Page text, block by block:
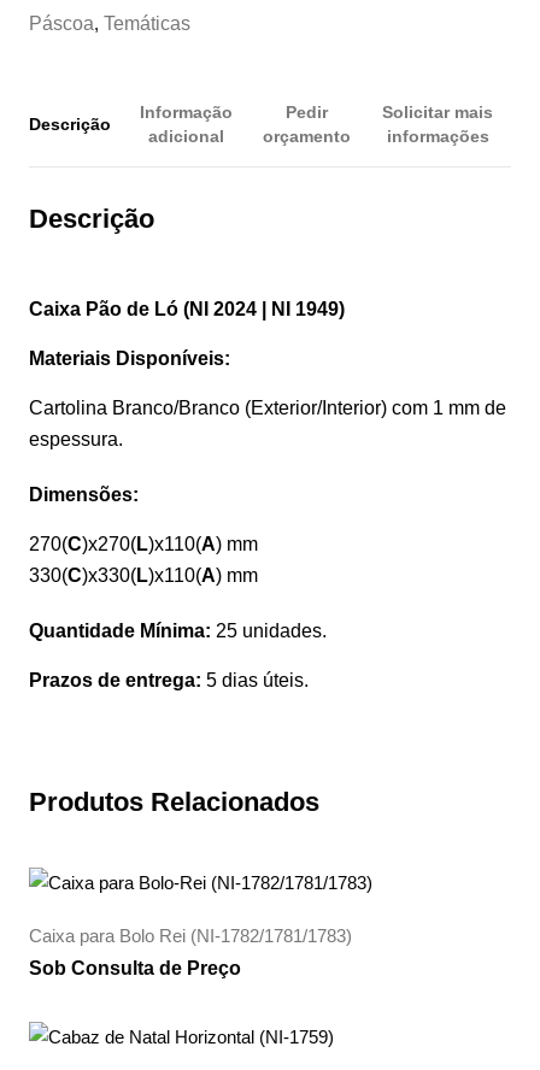
2024
1949)
Páscoa, Temáticas
Descrição
Informação
adicional
Pedir
orçamento
Solicitar mais
informações
Descrição
Caixa Pão de Ló (NI 2024 | NI 1949)
Materiais Disponíveis:
Cartolina Branco/Branco (Exterior/Interior) com 1 mm de
espessura.
Dimensões:
270(C)x270(L)x110(A) mm
330(C)x330(L)x110(A) mm
Quantidade Mínima: 25 unidades.
Prazos de entrega: 5 dias úteis.
Produtos Relacionados
Caixa para Bolo Rei (NI-1782/1781/1783)
Sob Consulta de Preço